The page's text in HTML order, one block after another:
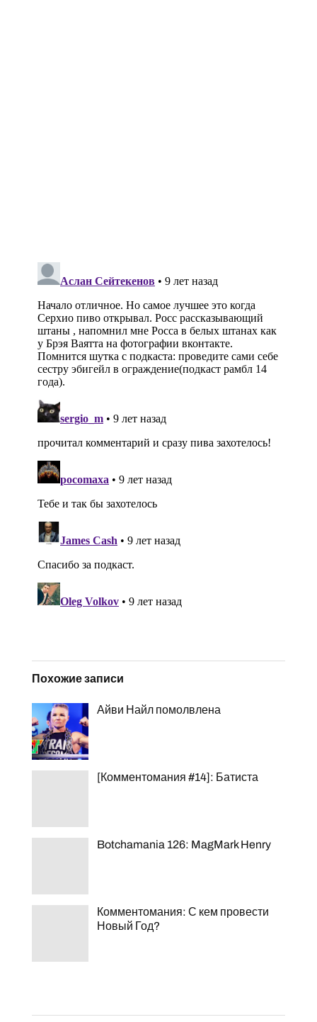
Похожие записи
Айви Найл помолвлена
[Комментомания #14]: Батиста
Botchamania 126: MagMark Henry
Комментомания: С кем провести
Новый Год?